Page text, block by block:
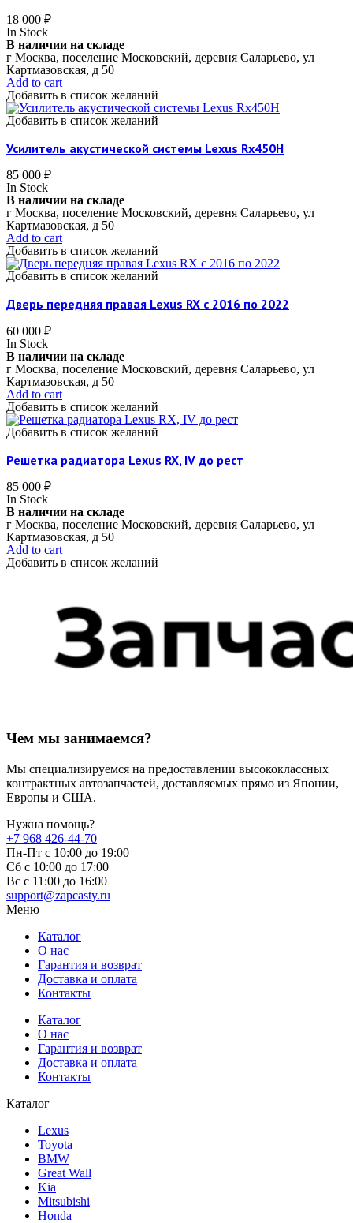
18 000 ₽
In Stock
В наличии на складе
г Москва, поселение Московский, деревня Саларьево, ул
Картмазовская, д 50
Add to cart
Добавить в список желаний
Добавить в список желаний
Усилитель акустической системы Lexus Rx450H
85 000 ₽
In Stock
В наличии на складе
г Москва, поселение Московский, деревня Саларьево, ул
Картмазовская, д 50
Add to cart
Добавить в список желаний
Добавить в список желаний
Дверь передняя правая Lexus RX c 2016 по 2022
60 000 ₽
In Stock
В наличии на складе
г Москва, поселение Московский, деревня Саларьево, ул
Картмазовская, д 50
Add to cart
Добавить в список желаний
Добавить в список желаний
Решетка радиатора Lexus RX, IV до рест
85 000 ₽
In Stock
В наличии на складе
г Москва, поселение Московский, деревня Саларьево, ул
Картмазовская, д 50
Add to cart
Добавить в список желаний
Чем мы занимаемся?
Мы специализируемся на предоставлении высококлассных
контрактных автозапчастей, доставляемых прямо из Японии,
Европы и США.
Нужна помощь?
+7 968 426-44-70
Пн-Пт с 10:00 до 19:00
Сб с 10:00 до 17:00
Вс c 11:00 до 16:00
support@zapcasty.ru
Меню
Каталог
О нас
Гарантия и возврат
Доставка и оплата
Контакты
Каталог
О нас
Гарантия и возврат
Доставка и оплата
Контакты
Каталог
Lexus
Toyota
BMW
Great Wall
Kia
Mitsubishi
Honda